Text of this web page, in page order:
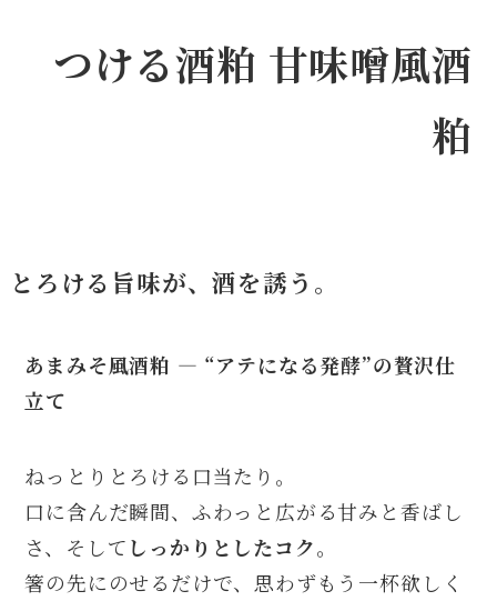
つける酒粕 甘味噌風酒
粕
とろける旨味が、酒を誘う。
あまみそ風酒粕 — “アテになる発酵”の贅沢仕
立て
ねっとりとろける口当たり。
口に含んだ瞬間、ふわっと広がる甘みと香ばし
さ、そしてしっかりとしたコク。
箸の先にのせるだけで、思わずもう一杯欲しく